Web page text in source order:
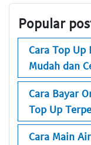
Popular
Cara Top Up
Mudah dan
Cara Bayar
Top Up
Cara Main